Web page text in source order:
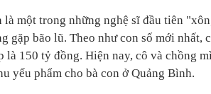
là một trong những nghệ sĩ đầu tiên
gặp bão lũ. Theo như con số mới nhất,
là 150 tỷ đồng. Hiện nay, cô và chồng
yếu phẩm cho bà con ở Quảng Bình.